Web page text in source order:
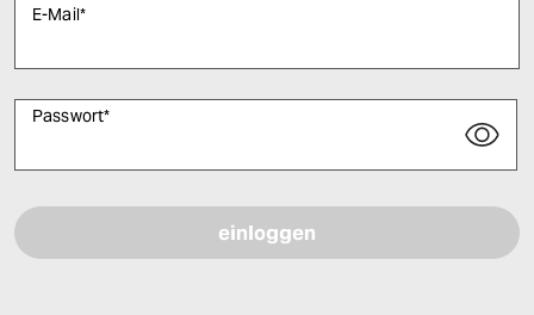
E-Mail*
Passwort*